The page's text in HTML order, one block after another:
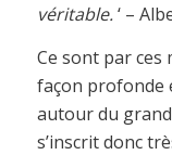
véritable.‘ –
Ce sont par ces
façon profonde
autour du
s’inscrit donc